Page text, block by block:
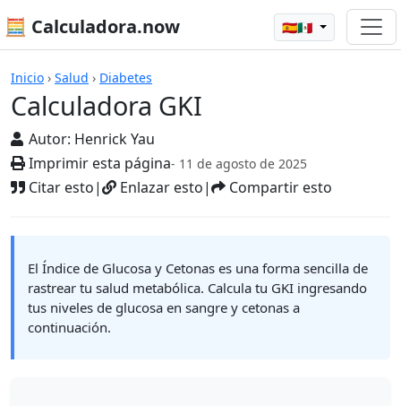
🧮 Calculadora.now 🇪🇸🇲🇽
Inicio › Salud › Diabetes
Calculadora GKI
Autor: Henrick Yau
Imprimir esta página- 11 de agosto de 2025
Citar esto| Enlazar esto| Compartir esto
Calculadoras
El Índice de Glucosa y Cetonas es una forma sencilla de
rastrear tu salud metabólica. Calcula tu GKI ingresando
tus niveles de glucosa en sangre y cetonas a
continuación.